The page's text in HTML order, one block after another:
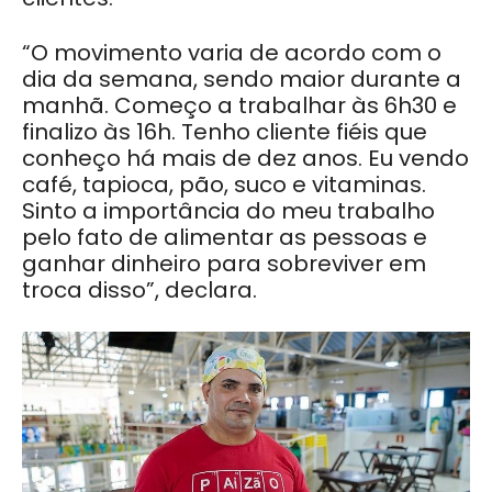
“O movimento varia de acordo com o
dia da semana, sendo maior durante a
manhã. Começo a trabalhar às 6h30 e
finalizo às 16h. Tenho cliente fiéis que
conheço há mais de dez anos. Eu vendo
café, tapioca, pão, suco e vitaminas.
Sinto a importância do meu trabalho
pelo fato de alimentar as pessoas e
ganhar dinheiro para sobreviver em
troca disso”, declara.